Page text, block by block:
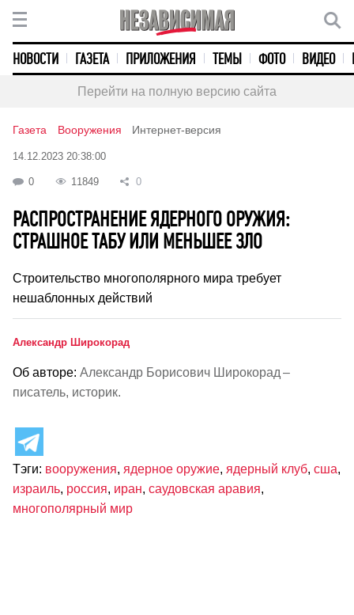
НОВОСТИ ГАЗЕТА ПРИЛОЖЕНИЯ ТЕМЫ ФОТО ВИДЕО
Перейти на полную версию сайта
Газета Вооружения Интернет-версия
14.12.2023 20:38:00
0 11849 0
РАСПРОСТРАНЕНИЕ ЯДЕРНОГО ОРУЖИЯ:
СТРАШНОЕ ТАБУ ИЛИ МЕНЬШЕЕ ЗЛО
Строительство многополярного мира требует
нешаблонных действий
Александр Широкорад
Об авторе: Александр Борисович Широкорад –
писатель, историк.
Тэги: вооружения, ядерное оружие, ядерный клуб, сша,
израиль, россия, иран, саудовская аравия,
многополярный мир